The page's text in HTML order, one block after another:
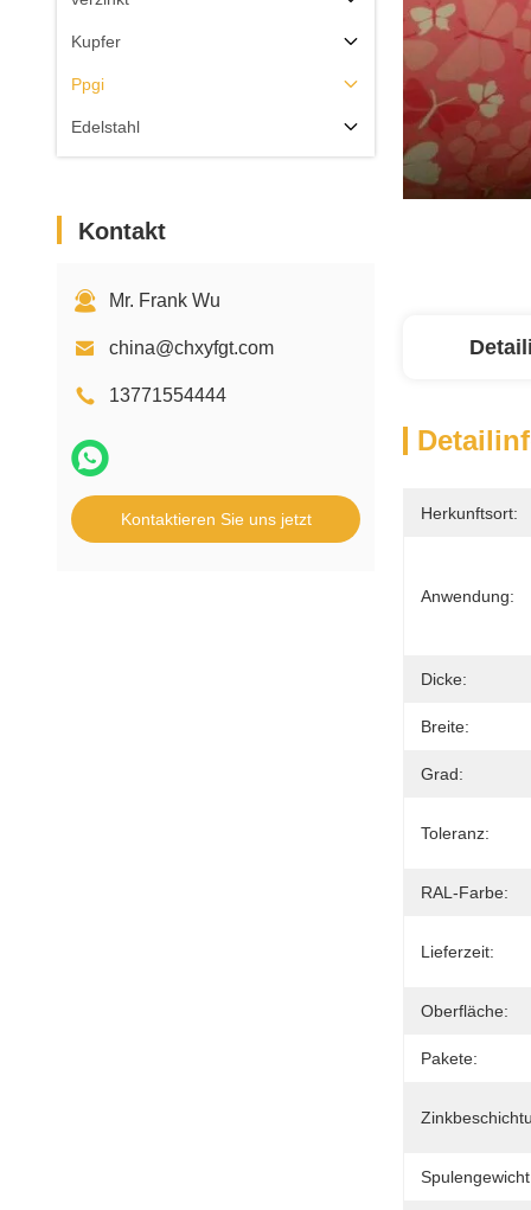
Kupfer
Ppgi
Edelstahl
Kontakt
Mr. Frank Wu
china@chxyfgt.com
13771554444
Kontaktieren Sie uns jetzt Herkunftsort:
Anwendung:
Dicke:
Breite:
Grad:
Toleranz:
RAL-Farbe:
Lieferzeit:
Oberfläche:
Pakete: